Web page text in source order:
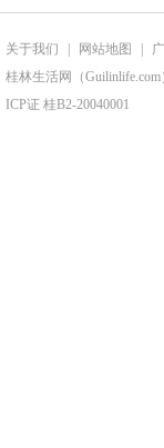
关于我们 网站地图
桂林生活网（Guilinlife.com
ICP证 桂B2-20040001